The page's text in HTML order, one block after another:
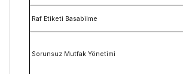
Raf Etiketi Basabilme
Sorunsuz Mutfak Yönetimi